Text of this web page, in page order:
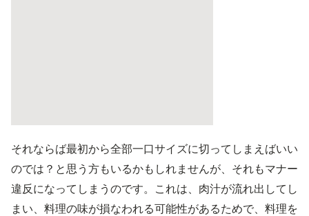
それならば最初から全部一口サイズに切ってしまえばいい
のでは？と思う方もいるかもしれませんが、それもマナー
違反になってしまうのです。これは、肉汁が流れ出してし
まい、料理の味が損なわれる可能性があるためで、料理を